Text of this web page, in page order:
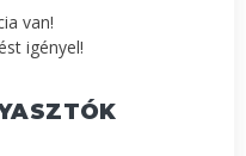
van!
igényel!